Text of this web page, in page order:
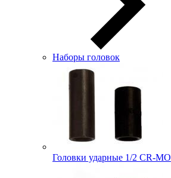
Наборы головок
Головки ударные 1/2 CR-MO